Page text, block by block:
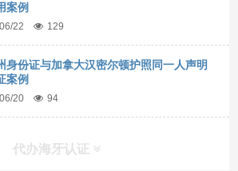
案例
22 129
身份证与加拿大汉密尔顿护照同一人声明
案例
20 94
代办海牙认证